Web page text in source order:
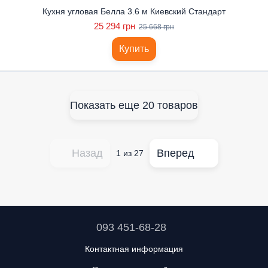
Кухня угловая Белла 3.6 м Киевский Стандарт
25 294 грн 25 668 грн
Купить
Показать еще 20 товаров
Назад 1 из 27 Вперед
093 451-68-28
Контактная информация